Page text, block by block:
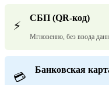
⚡
СБП (QR-код)
Мгновенно, без ввода
💳
Банковская